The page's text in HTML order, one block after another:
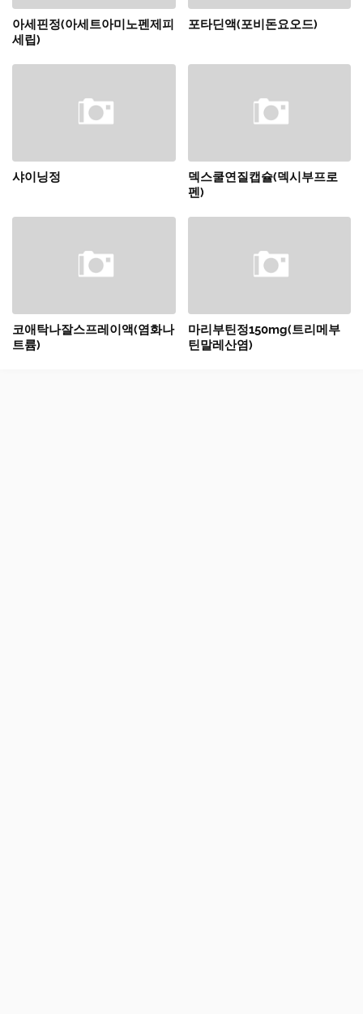
아세핀정(아세트아미노펜제피
세립)
포타딘액(포비돈요오드)
샤이닝정
덱스쿨연질캡슐(덱시부프로
펜)
코애탁나잘스프레이액(염화나
트륨)
마리부틴정150mg(트리메부
틴말레산염)